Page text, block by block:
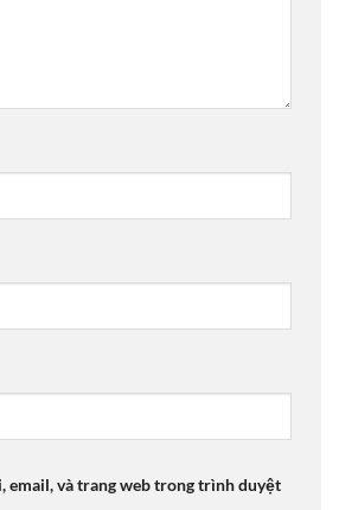
email, và trang web trong trình duyệt